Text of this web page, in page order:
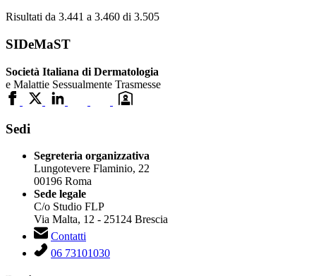
Risultati da 3.441 a 3.460 di 3.505
SIDeMaST
Società Italiana di Dermatologia
e Malattie Sessualmente Trasmesse
Sedi
Segreteria organizzativa
Lungotevere Flaminio, 22
00196 Roma
Sede legale
C/o Studio FLP
Via Malta, 12 - 25124 Brescia
Contatti
06 73101030